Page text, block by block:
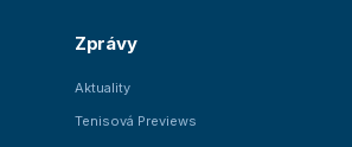
Zprávy
Aktuality
Tenisová Previews